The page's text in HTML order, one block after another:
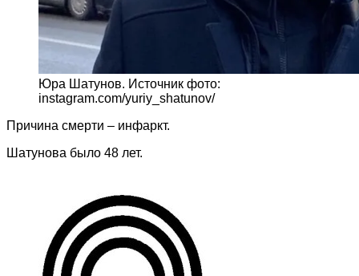
Юра Шатунов. Источник фото:
instagram.com/yuriy_shatunov/
Причина смерти – инфаркт.
Шатунова было 48 лет.